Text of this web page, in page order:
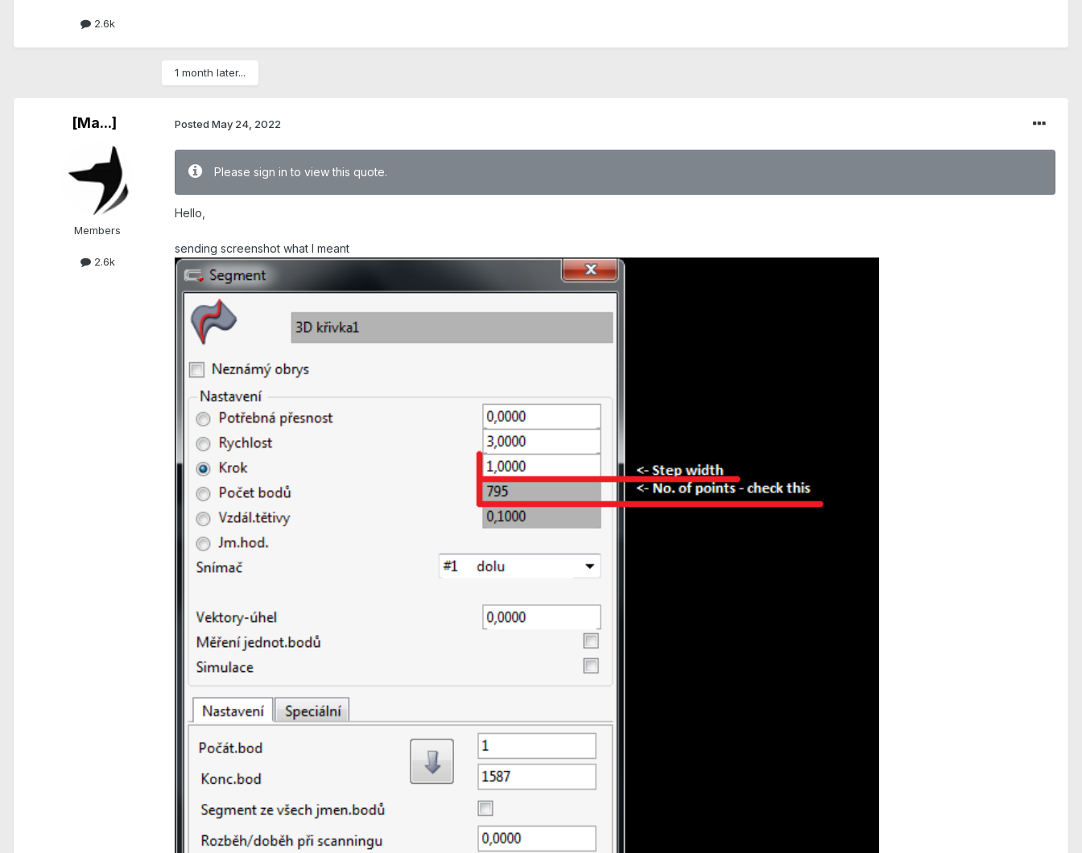
2.6k
1 month later...
[Ma...]
Members
2.6k
Posted May 24, 2022
Please sign in to view this quote.
Hello,
sending screenshot what I meant